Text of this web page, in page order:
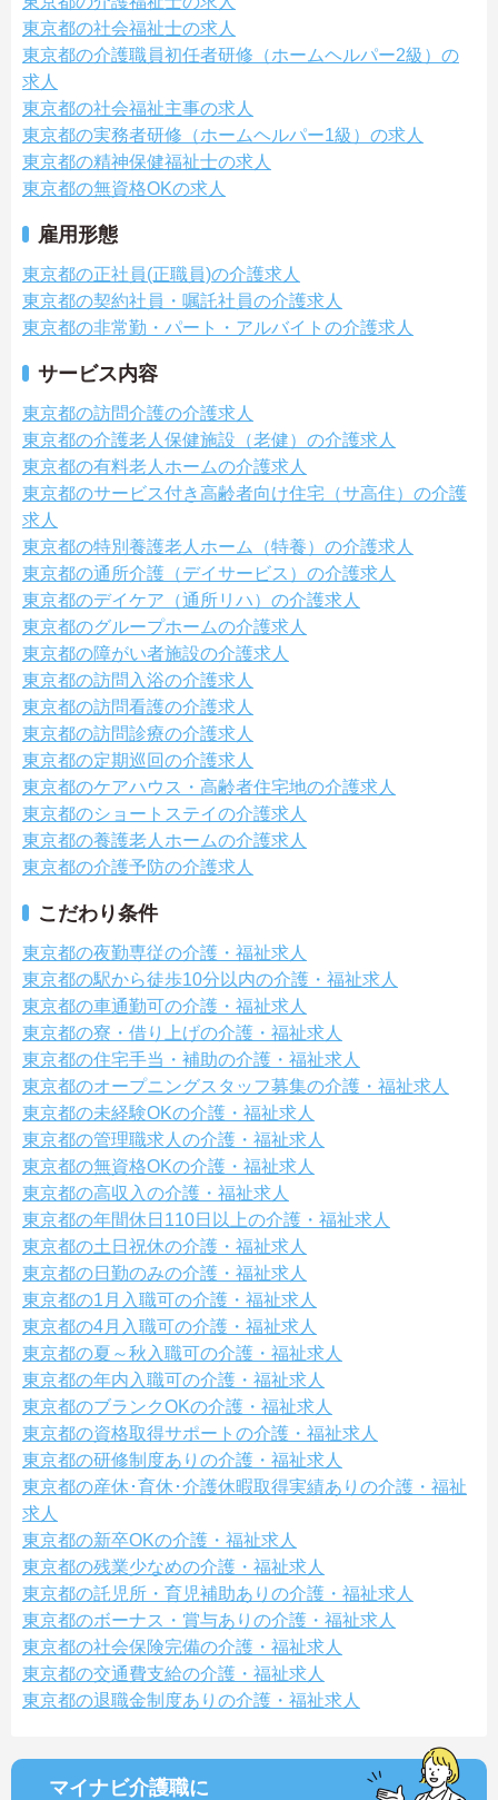
東京都の社会福祉士の求人
東京都の介護職員初任者研修（ホームヘルパー2級）の
求人
東京都の社会福祉主事の求人
東京都の実務者研修（ホームヘルパー1級）の求人
東京都の精神保健福祉士の求人
東京都の無資格OKの求人
雇用形態
東京都の正社員(正職員)の介護求人
東京都の契約社員・嘱託社員の介護求人
東京都の非常勤・パート・アルバイトの介護求人
サービス内容
東京都の訪問介護の介護求人
東京都の介護老人保健施設（老健）の介護求人
東京都の有料老人ホームの介護求人
東京都のサービス付き高齢者向け住宅（サ高住）の介護
求人
東京都の特別養護老人ホーム（特養）の介護求人
東京都の通所介護（デイサービス）の介護求人
東京都のデイケア（通所リハ）の介護求人
東京都のグループホームの介護求人
東京都の障がい者施設の介護求人
東京都の訪問入浴の介護求人
東京都の訪問看護の介護求人
東京都の訪問診療の介護求人
東京都の定期巡回の介護求人
東京都のケアハウス・高齢者住宅地の介護求人
東京都のショートステイの介護求人
東京都の養護老人ホームの介護求人
東京都の介護予防の介護求人
こだわり条件
東京都の夜勤専従の介護・福祉求人
東京都の駅から徒歩10分以内の介護・福祉求人
東京都の車通勤可の介護・福祉求人
東京都の寮・借り上げの介護・福祉求人
東京都の住宅手当・補助の介護・福祉求人
東京都のオープニングスタッフ募集の介護・福祉求人
東京都の未経験OKの介護・福祉求人
東京都の管理職求人の介護・福祉求人
東京都の無資格OKの介護・福祉求人
東京都の高収入の介護・福祉求人
東京都の年間休日110日以上の介護・福祉求人
東京都の土日祝休の介護・福祉求人
東京都の日勤のみの介護・福祉求人
東京都の1月入職可の介護・福祉求人
東京都の4月入職可の介護・福祉求人
東京都の夏～秋入職可の介護・福祉求人
東京都の年内入職可の介護・福祉求人
東京都のブランクOKの介護・福祉求人
東京都の資格取得サポートの介護・福祉求人
東京都の研修制度ありの介護・福祉求人
東京都の産休･育休･介護休暇取得実績ありの介護・福祉
求人
東京都の新卒OKの介護・福祉求人
東京都の残業少なめの介護・福祉求人
東京都の託児所・育児補助ありの介護・福祉求人
東京都のボーナス・賞与ありの介護・福祉求人
東京都の社会保険完備の介護・福祉求人
東京都の交通費支給の介護・福祉求人
東京都の退職金制度ありの介護・福祉求人
マイナビ介護職に